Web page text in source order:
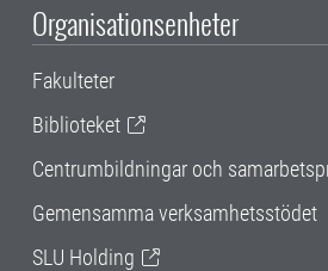
Organisationsenheter
Fakulteter
Biblioteket
Centrumbildningar och
Gemensamma verksamhetsstödet
SLU Holding